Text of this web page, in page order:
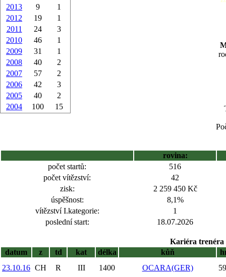
2013
9
1
2012
19
1
2011
24
3
2010
46
1
2009
31
1
2008
40
2
2007
57
2
2006
42
3
2005
40
2
2004
100 15
rovina:
počet startů:
516
počet vítězství:
42
zisk:
2 259 450 Kč
úspěšnost:
8,1%
vítězství I.kategorie:
1
poslední start:
18.07.2026
Kariéra trenéra
datum
z td kat délka kůň
23.10.16 CH R III 1400 OCARA(GER)